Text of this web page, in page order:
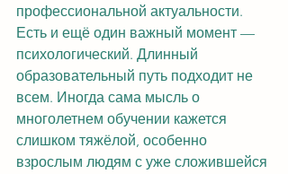
профессиональной актуальности.
Есть и ещё один важный момент —
психологический. Длинный
образовательный путь подходит не
всем. Иногда сама мысль о
многолетнем обучении кажется
слишком тяжёлой, особенно
взрослым людям с уже сложившейся